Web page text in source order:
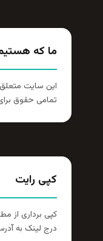
ما که
این سایت
تمامی حقوق
کپی رایت
کپی برداری از
درج لینک به